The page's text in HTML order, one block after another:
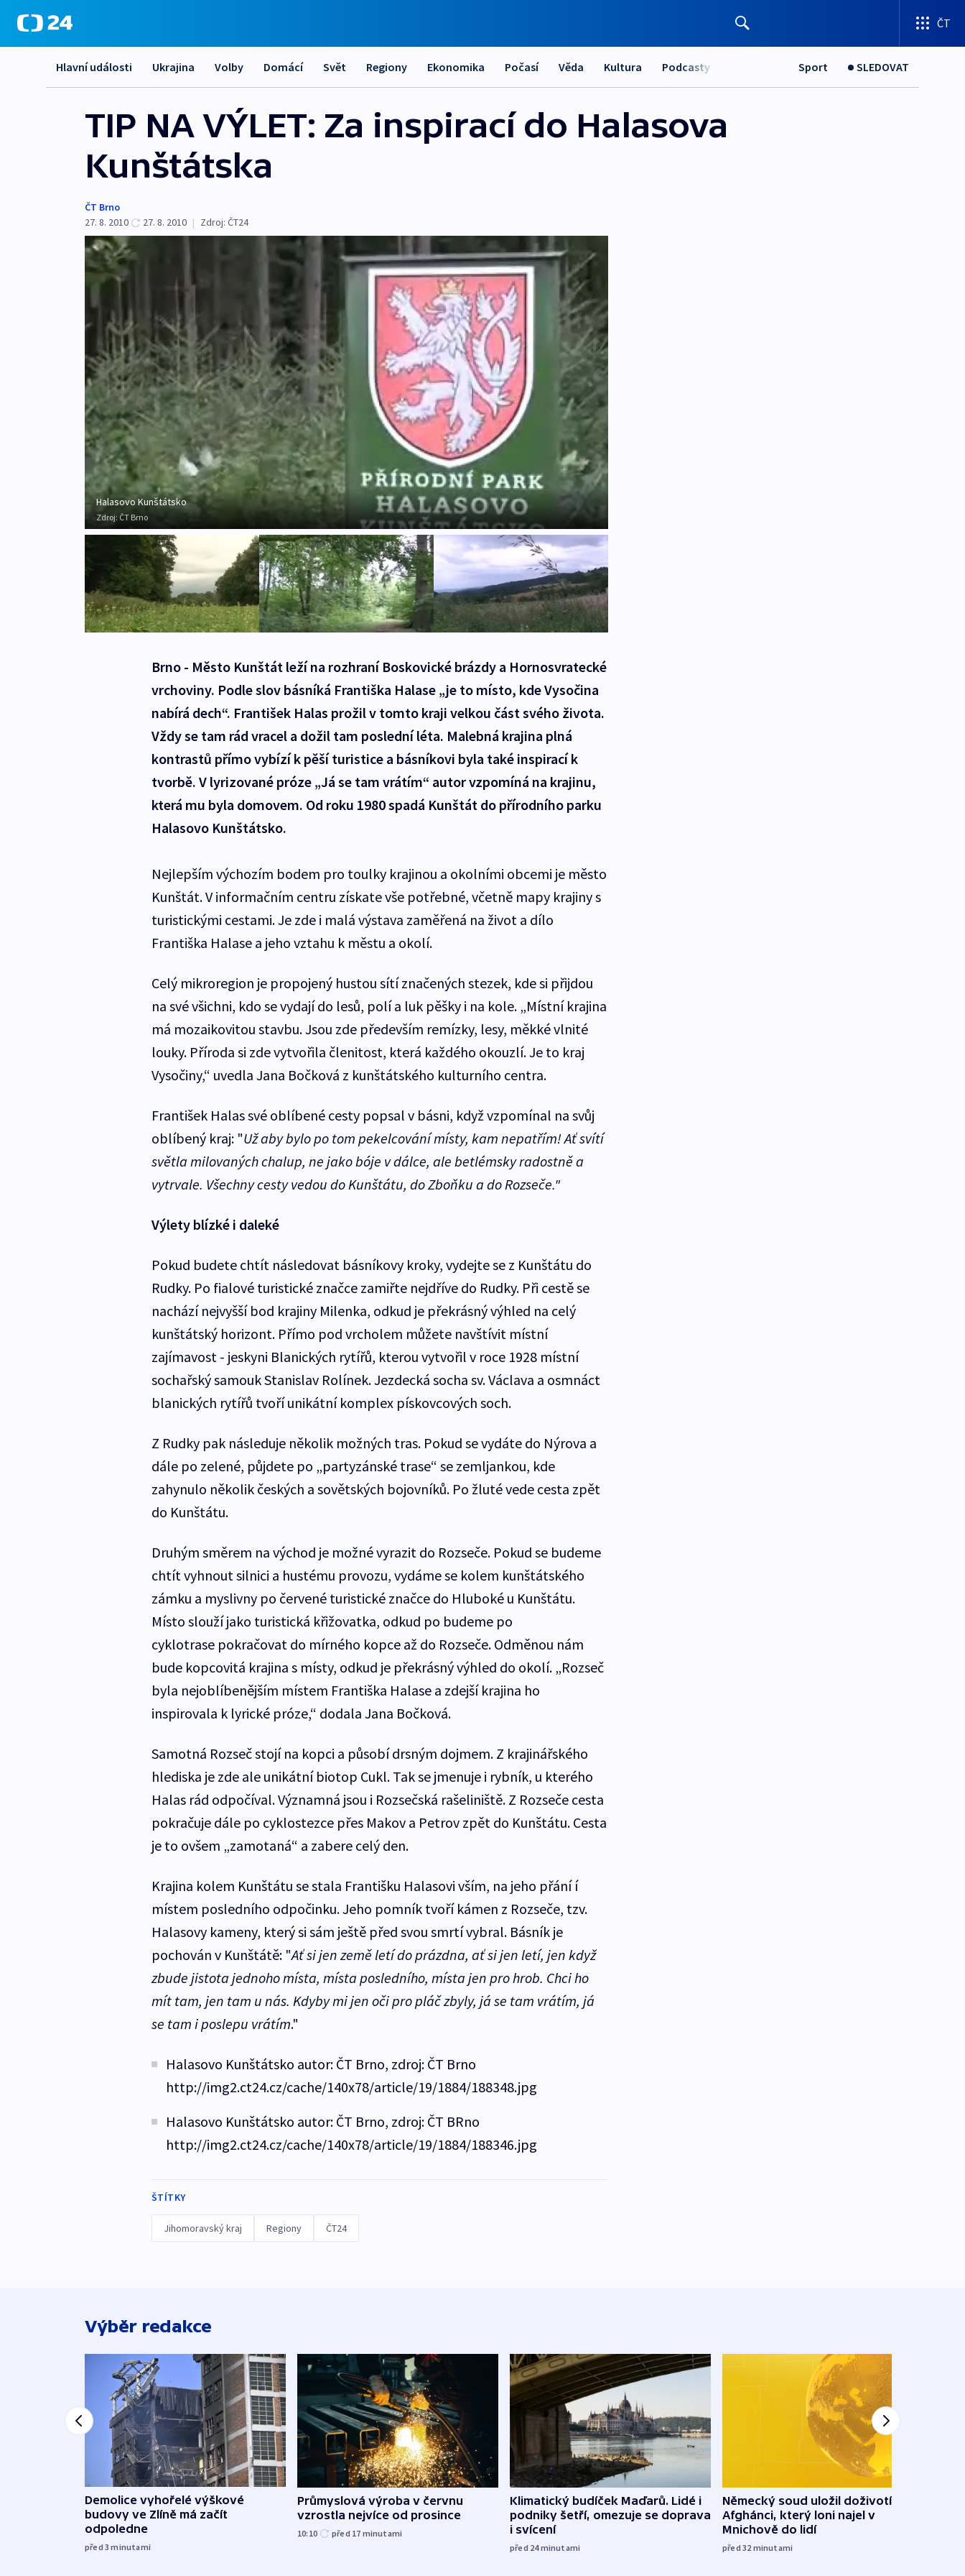
ČT
Hlavní události Ukrajina Volby Domácí Svět Regiony Ekonomika Počasí Věda Kultura Podcasty Sport SLEDOVAT
TIP NA VÝLET: Za inspirací do Halasova
Kunštátska
ČT Brno
27. 8. 2010
27. 8. 2010 | Zdroj: ČT24
Halasovo Kunštátsko
Zdroj: ČT Brno
Brno - Město Kunštát leží na rozhraní Boskovické brázdy a Hornosvratecké
vrchoviny. Podle slov básníká Františka Halase „je to místo, kde Vysočina
nabírá dech“. František Halas prožil v tomto kraji velkou část svého života.
Vždy se tam rád vracel a dožil tam poslední léta. Malebná krajina plná
kontrastů přímo vybízí k pěší turistice a básníkovi byla také inspirací k
tvorbě. V lyrizované próze „Já se tam vrátím“ autor vzpomíná na krajinu,
která mu byla domovem. Od roku 1980 spadá Kunštát do přírodního parku
Halasovo Kunštátsko.
Nejlepším výchozím bodem pro toulky krajinou a okolními obcemi je město
Kunštát. V informačním centru získate vše potřebné, včetně mapy krajiny s
turistickými cestami. Je zde i malá výstava zaměřená na život a dílo
Františka Halase a jeho vztahu k městu a okolí.
Celý mikroregion je propojený hustou sítí značených stezek, kde si přijdou
na své všichni, kdo se vydají do lesů, polí a luk pěšky i na kole. „Místní krajina
má mozaikovitou stavbu. Jsou zde především remízky, lesy, měkké vlnité
louky. Příroda si zde vytvořila členitost, která každého okouzlí. Je to kraj
Vysočiny,“ uvedla Jana Bočková z kunštátského kulturního centra.
František Halas své oblíbené cesty popsal v básni, když vzpomínal na svůj
oblíbený kraj: "Už aby bylo po tom pekelcování místy, kam nepatřím! Ať svítí
světla milovaných chalup, ne jako bóje v dálce, ale betlémsky radostně a
vytrvale. Všechny cesty vedou do Kunštátu, do Zboňku a do Rozseče."
Výlety blízké i daleké
Pokud budete chtít následovat básníkovy kroky, vydejte se z Kunštátu do
Rudky. Po fialové turistické značce zamiřte nejdříve do Rudky. Při cestě se
nachází nejvyšší bod krajiny Milenka, odkud je překrásný výhled na celý
kunštátský horizont. Přímo pod vrcholem můžete navštívit místní
zajímavost - jeskyni Blanických rytířů, kterou vytvořil v roce 1928 místní
sochařský samouk Stanislav Rolínek. Jezdecká socha sv. Václava a osmnáct
blanických rytířů tvoří unikátní komplex pískovcových soch.
Z Rudky pak následuje několik možných tras. Pokud se vydáte do Nýrova a
dále po zelené, půjdete po „partyzánské trase“ se zemljankou, kde
zahynulo několik českých a sovětských bojovníků. Po žluté vede cesta zpět
do Kunštátu.
Druhým směrem na východ je možné vyrazit do Rozseče. Pokud se budeme
chtít vyhnout silnici a hustému provozu, vydáme se kolem kunštátského
zámku a myslivny po červené turistické značce do Hluboké u Kunštátu.
Místo slouží jako turistická křižovatka, odkud po budeme po
cyklotrase pokračovat do mírného kopce až do Rozseče. Odměnou nám
bude kopcovitá krajina s místy, odkud je překrásný výhled do okolí. „Rozseč
byla nejoblíbenějším místem Františka Halase a zdejší krajina ho
inspirovala k lyrické próze,“ dodala Jana Bočková.
Samotná Rozseč stojí na kopci a působí drsným dojmem. Z krajinářského
hlediska je zde ale unikátní biotop Cukl. Tak se jmenuje i rybník, u kterého
Halas rád odpočíval. Významná jsou i Rozsečská rašeliniště. Z Rozseče cesta
pokračuje dále po cyklostezce přes Makov a Petrov zpět do Kunštátu. Cesta
je to ovšem „zamotaná“ a zabere celý den.
Krajina kolem Kunštátu se stala Františku Halasovi vším, na jeho přání í
místem posledního odpočinku. Jeho pomník tvoří kámen z Rozseče, tzv.
Halasovy kameny, který si sám ještě před svou smrtí vybral. Básník je
pochován v Kunštátě: "Ať si jen země letí do prázdna, ať si jen letí, jen když
zbude jistota jednoho místa, místa posledního, místa jen pro hrob. Chci ho
mít tam, jen tam u nás. Kdyby mi jen oči pro pláč zbyly, já se tam vrátím, já
se tam i poslepu vrátím."
Halasovo Kunštátsko autor: ČT Brno, zdroj: ČT Brno
http://img2.ct24.cz/cache/140x78/article/19/1884/188348.jpg
Halasovo Kunštátsko autor: ČT Brno, zdroj: ČT BRno
http://img2.ct24.cz/cache/140x78/article/19/1884/188346.jpg
ŠTÍTKY
Jihomoravský kraj Regiony ČT24
Výběr redakce
Demolice vyhořelé výškové
budovy ve Zlíně má začít
odpoledne
před 3minutami
Průmyslová výroba v červnu
vzrostla nejvíce od prosince
10:10 před 17 minutami
Klimatický budíček Maďarů. Lidé i
podniky šetří, omezuje se doprava
i svícení
před 24minutami
Německý soud uložil doživotí
Afghánci, který loni najel v
Mnichově do lidí
před 32 minutami